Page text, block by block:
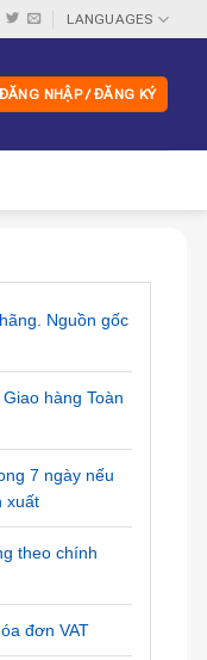
LANGUAGES
ĐĂNG NHẬP / ĐĂNG KÝ
Nguồn gốc
hàng Toàn
7 ngày nếu
xuất
theo chính
đơn VAT